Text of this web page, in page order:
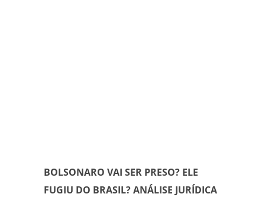
BOLSONARO VAI SER PRESO? ELE
FUGIU DO BRASIL? ANÁLISE JURÍDICA